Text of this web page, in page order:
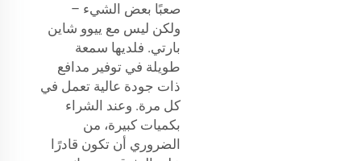
صعبًا بعض الشيء –
ولكن ليس مع ييوو شاين
بارتي. فلديها سمعة
طويلة في توفير مدافع
ذات جودة عالية تعمل في
كل مرة. وعند الشراء
بكميات كبيرة، من
الضروري أن تكون قادرًا